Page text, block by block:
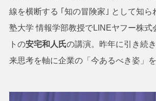
線を横断する ｢知の冒険家｣ として知ら
塾大学 情報学部教授でLINEヤフー株式
トの安宅和人氏の講演。昨年に引き続
来思考を軸に企業の「今あるべき姿」を